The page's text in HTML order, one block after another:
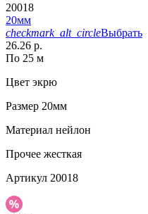
20018
20мм
checkmark_alt_circleВыбрать
26.26 р.
По 25 м
Цвет экрю
Размер 20мм
Материал нейлон
Прочее жесткая
Артикул 20018